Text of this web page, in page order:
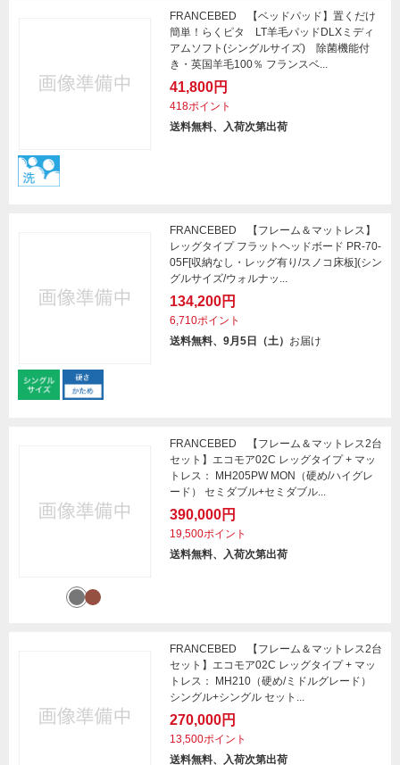
FRANCEBED 【ベッドパッド】置くだけ
簡単！らくピタ LT羊毛パッドDLXミディ
アムソフト(シングルサイズ) 除菌機能付
き・英国羊毛100％ フランスベ...
41,800円
418ポイント
送料無料、入荷次第出荷
FRANCEBED 【フレーム＆マットレス】
レッグタイプ フラットヘッドボード PR-70-
05F[収納なし・レッグ有り/スノコ床板](シン
グルサイズ/ウォルナッ...
134,200円
6,710ポイント
送料無料、9月5日（土） お届け
FRANCEBED 【フレーム＆マットレス2台
セット】エコモア02C レッグタイプ + マッ
トレス： MH205PW MON（硬め/ハイグレ
ード） セミダブル+セミダブル...
390,000円
19,500ポイント
送料無料、入荷次第出荷
FRANCEBED 【フレーム＆マットレス2台
セット】エコモア02C レッグタイプ + マッ
トレス： MH210（硬め/ミドルグレード）
シングル+シングル セット...
270,000円
13,500ポイント
送料無料、入荷次第出荷